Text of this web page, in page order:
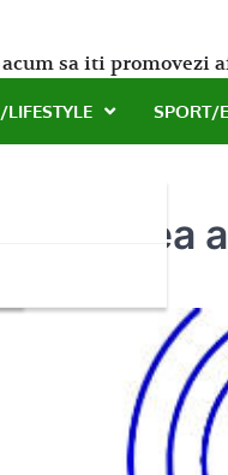
sa iti promovezi
SPORT/